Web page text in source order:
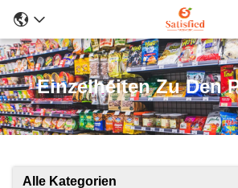
Einzelheiten Zu Den
Alle Kategorien